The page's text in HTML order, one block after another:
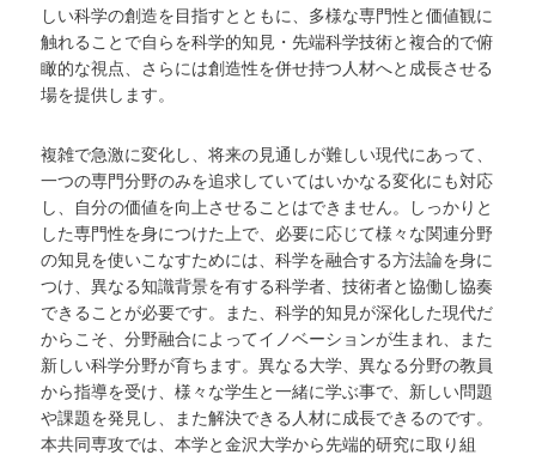
しい科学の創造を目指すとともに、多様な専門性と価値観に
触れることで自らを科学的知見・先端科学技術と複合的で俯
瞰的な視点、さらには創造性を併せ持つ人材へと成長させる
場を提供します。
複雑で急激に変化し、将来の見通しが難しい現代にあって、
一つの専門分野のみを追求していてはいかなる変化にも対応
し、自分の価値を向上させることはできません。しっかりと
した専門性を身につけた上で、必要に応じて様々な関連分野
の知見を使いこなすためには、科学を融合する方法論を身に
つけ、異なる知識背景を有する科学者、技術者と協働し協奏
できることが必要です。また、科学的知見が深化した現代だ
からこそ、分野融合によってイノベーションが生まれ、また
新しい科学分野が育ちます。異なる大学、異なる分野の教員
から指導を受け、様々な学生と一緒に学ぶ事で、新しい問題
や課題を発見し、また解決できる人材に成長できるのです。
本共同専攻では、本学と金沢大学から先端的研究に取り組